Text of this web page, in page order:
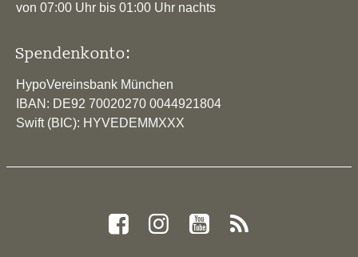
von 07:00 Uhr bis 01:00 Uhr nachts
Spendenkonto:
HypoVereinsbank München
IBAN: DE92 70020270 0044921804
Swift (BIC): HYVEDEMMXXX